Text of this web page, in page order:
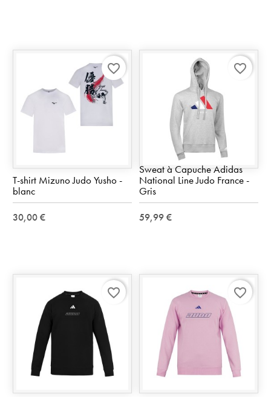
T-shirt Mizuno Judo Yusho -
blanc
30,00 €
favorite_border
Sweat à Capuche Adidas
National Line Judo France -
Gris
59,99 €
favorite_border
favorite_border favorite_border